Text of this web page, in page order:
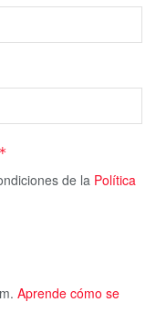
*
de la Política
Aprende cómo se